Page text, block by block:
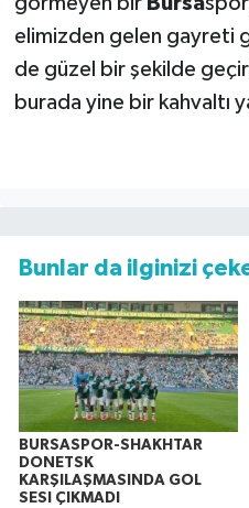
elimizden gelen gayreti
de güzel bir şekilde
burada yine bir kahvaltı
Bunlar da ilginizi
BURSASPOR-SHAKHTAR
DONETSK
KARŞILAŞMASINDA GOL
SESI ÇIKMADI